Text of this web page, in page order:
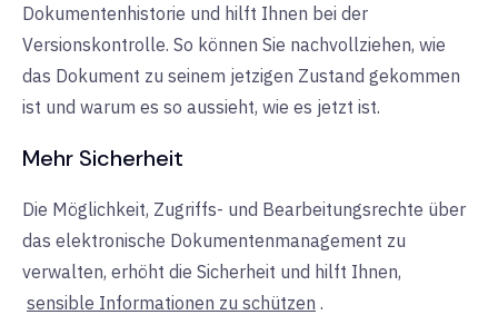
Dokumentenhistorie und hilft Ihnen bei der
Versionskontrolle. So können Sie nachvollziehen, wie
das Dokument zu seinem jetzigen Zustand gekommen
ist und warum es so aussieht, wie es jetzt ist.
Mehr Sicherheit
Die Möglichkeit, Zugriffs- und Bearbeitungsrechte über
das elektronische Dokumentenmanagement zu
verwalten, erhöht die Sicherheit und hilft Ihnen,
sensible Informationen zu schützen .